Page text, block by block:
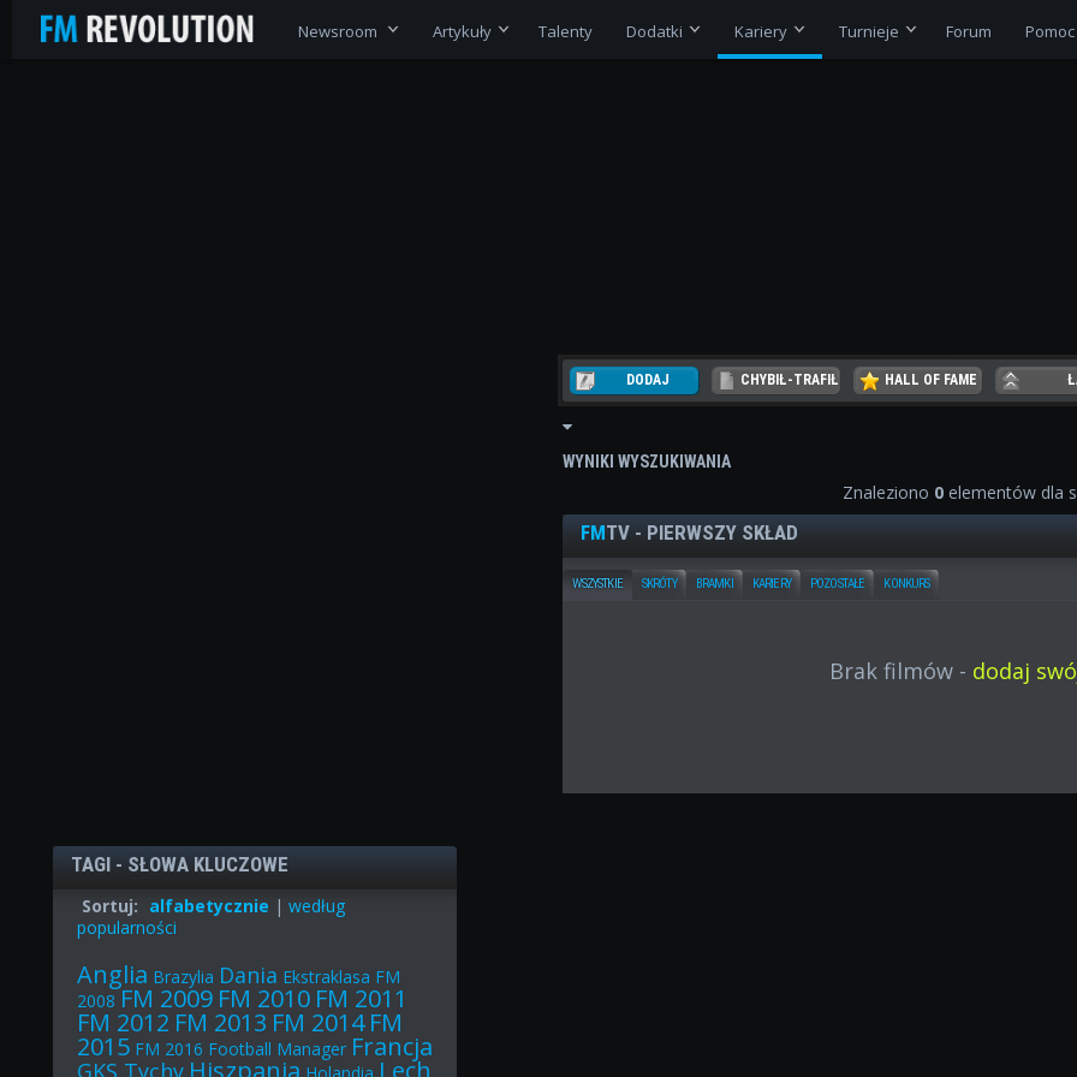
Newsroom Artykuły Talenty Dodatki Kariery Turnieje Forum Pomoc
DODAJ CHYBIŁ-TRAFIŁ HALL OF FAME
WYNIKI WYSZUKIWANIA
Znaleziono 0elementów dla
FMTV - PIERWSZY SKŁAD
WSZYSTKIE SKRÓTY BRAMKI KARIERY POZOSTAŁE KONKURS
Brak filmów - dodaj
TAGI - SŁOWA KLUCZOWE
Sortuj: alfabetycznie | według
popularności
Anglia Brazylia Dania Ekstraklasa FM
2008 FM 2009 FM 2010 FM 2011
FM 2012 FM 2013 FM 2014 FM
2015 FM 2016 Football Manager Francja
GKS Tychy Hiszpania Holandia Lech